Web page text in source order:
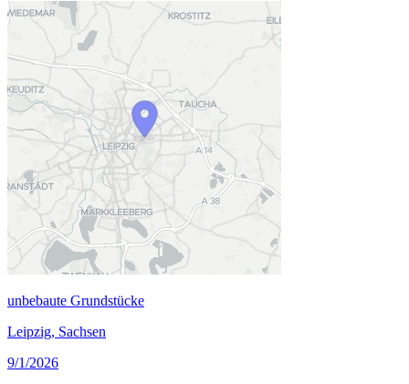
unbebaute Grundstücke
Leipzig, Sachsen
9/1/2026